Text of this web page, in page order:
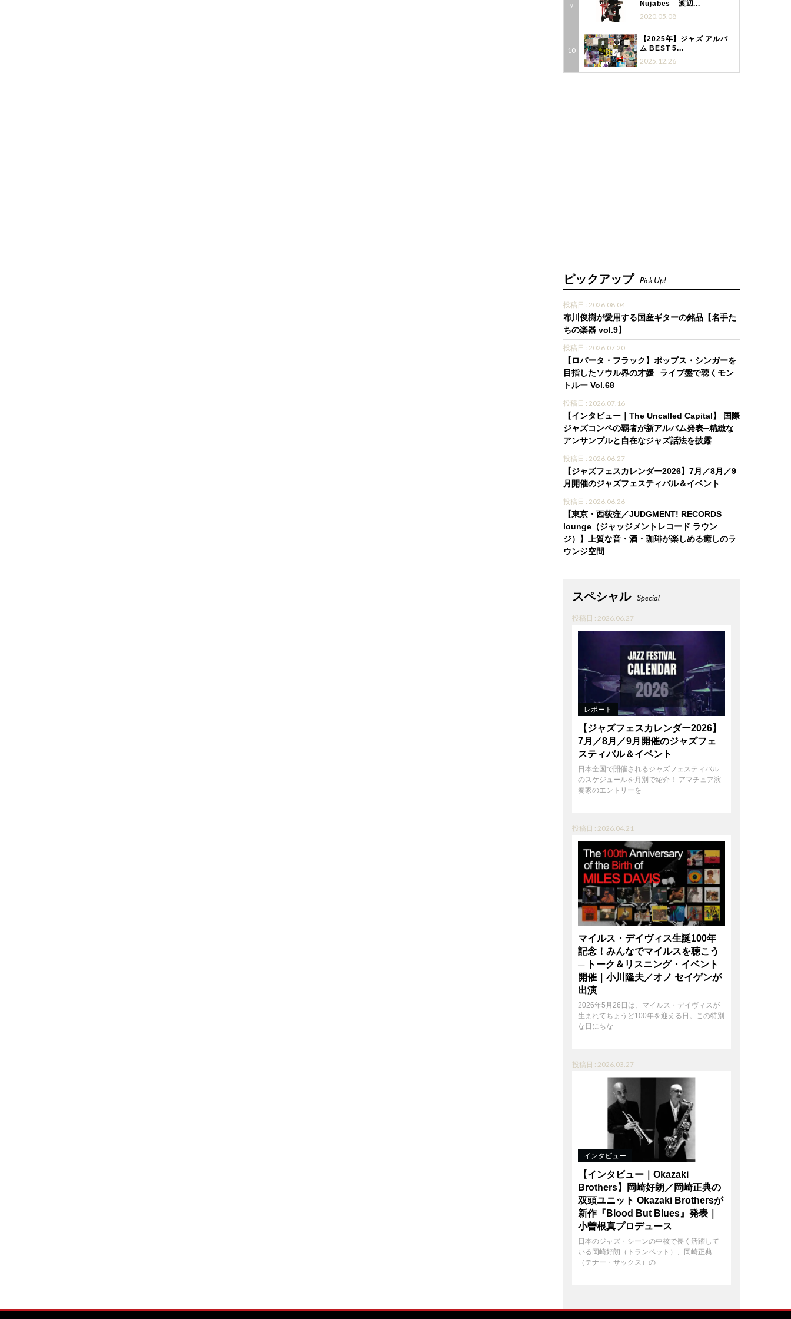
Nujabes─ 渡辺...
2020.05.08
【2025年】ジャズ アルバ
ム BEST 5...
2025.12.26
ピックアップ Pick Up!
投稿日 : 2026.08.04
布川俊樹が愛用する国産ギターの銘品【名手た
ちの楽器 vol.9】
投稿日 : 2026.07.20
【ロバータ・フラック】ポップス・シンガーを
目指したソウル界の才媛─ライブ盤で聴くモン
トルー Vol.68
投稿日 : 2026.07.16
【インタビュー｜The Uncalled Capital】 国際
ジャズコンペの覇者が新アルバム発表─精緻な
アンサンブルと自在なジャズ話法を披露
投稿日 : 2026.06.27
【ジャズフェスカレンダー2026】7月／8月／9
月開催のジャズフェスティバル＆イベント
投稿日 : 2026.06.26
【東京・西荻窪／JUDGMENT! RECORDS
lounge（ジャッジメントレコード ラウン
ジ）】上質な音・酒・珈琲が楽しめる癒しのラ
ウンジ空間
スペシャル Special
投稿日 : 2026.06.27
レポート
【ジャズフェスカレンダー2026】
7月／8月／9月開催のジャズフェ
スティバル＆イベント
日本全国で開催されるジャズフェスティバル
のスケジュールを月別で紹介！ アマチュア演
奏家のエントリーを･･･
投稿日 : 2026.04.21
マイルス・デイヴィス生誕100年
記念！みんなでマイルスを聴こう
─ トーク＆リスニング・イベント
開催｜小川隆夫／オノ セイゲンが
出演
2026年5月26日は、マイルス・デイヴィスが
生まれてちょうど100年を迎える日。この特別
な日にちな･･･
投稿日 : 2026.03.27
インタビュー
【インタビュー｜Okazaki
Brothers】岡崎好朗／岡崎正典の
双頭ユニット Okazaki Brothersが
新作『Blood But Blues』発表｜
小曽根真プロデュース
日本のジャズ・シーンの中核で長く活躍して
いる岡崎好朗（トランペット）、岡崎正典
（テナー・サックス）の･･･